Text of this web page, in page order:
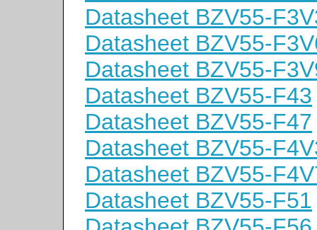
Datasheet BZV55-
Datasheet BZV55-
Datasheet BZV55-
Datasheet BZV55-F43
Datasheet BZV55-F47
Datasheet BZV55-
Datasheet BZV55-
Datasheet BZV55-F51